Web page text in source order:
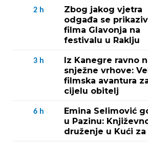
2 h
Zbog jakog vjetra
odgađa se
filma Glavonja na
festivalu u Raklju
3 h
Iz Kanegre ravno
snježne vrhove:
filmska avantura
cijelu obitelj
6 h
Emina Selimović
u Pazinu:
druženje u Kući za